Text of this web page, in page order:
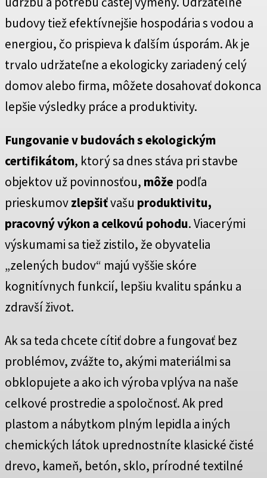
budovy tiež efektívnejšie hospodária s vodou a
energiou, čo prispieva k ďalším úsporám. Ak je
trvalo udržateľne a ekologicky zariadený celý
domov alebo firma, môžete dosahovať dokonca
lepšie výsledky práce a produktivity.
Fungovanie v budovách s ekologickým
certifikátom, ktorý sa dnes stáva pri stavbe
objektov už povinnosťou, môže podľa
prieskumovzlepšiťvašu produktivitu,
pracovný výkon a celkovú pohodu. Viacerými
výskumami sa tiež zistilo, že obyvatelia
„zelených budov“ majú vyššie skóre
kognitívnych funkcií, lepšiu kvalitu spánku a
zdravší život.
Ak sa teda chcete cítiť dobre a fungovať bez
problémov, zvážte to, akými materiálmi sa
obklopujete a ako ich výroba vplýva na naše
celkové prostredie a spoločnosť. Ak pred
plastom a nábytkom plným lepidla a iných
chemických látok uprednostníte klasické čisté
drevo, kameň, betón, sklo, prírodné textilné